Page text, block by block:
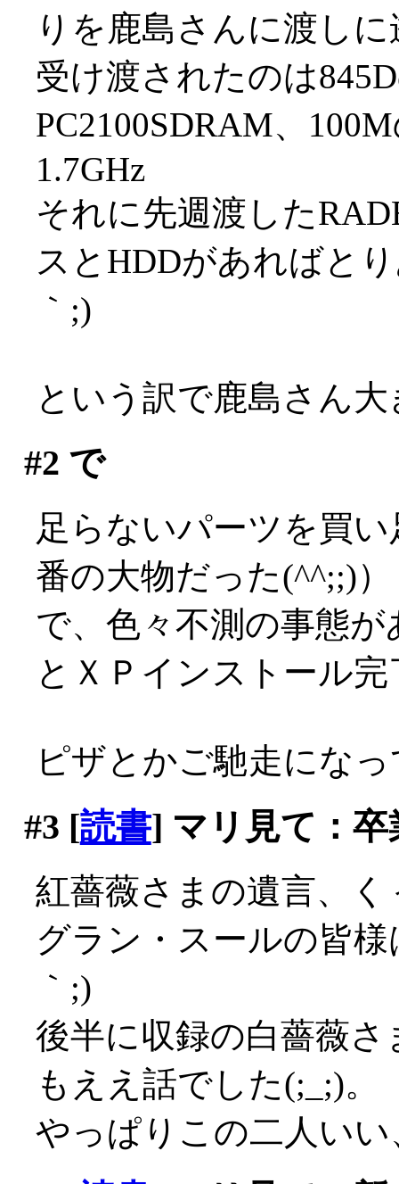
りを鹿島さんに渡し
受け渡されたのは
PC2100SDRAM、
1.7GHz
それに先週渡した
スとHDDがあればと
｀;)
という訳で鹿島さん
#2 で
足らないパーツを買
番の大物だった(^^;;)）
で、色々不測の事態
とＸＰインストール
ピザとかご馳走にな
#3 [読書] マリ見て：卒
紅薔薇さまの遺言、く
グラン・スールの皆
｀;)
後半に収録の白薔薇
もええ話でした(;_;)。
やっぱりこの二人い